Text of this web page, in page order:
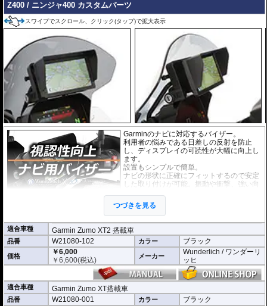
ニングクロス、細かい埃も除去する粘着シート、気泡の混入を防ぎ、きれいに
仕上げるスキージがセットになっています。
またこのフィルムは
多少の気泡なら数時間から２日ほどで自然に気泡が消える
優れもの。満足のいく取付が容易になりました。
シリコーン系粘着材を採用し、画面を痛めることがありません。フィルムを剥
がせば、元通りの状態になります。
Z400 / ニンジャ400 カスタムパーツ
スワイプでスクロール、クリック(タップ)で拡大表示
Garminのナビに対応するバイザー。
利用者の悩みである日差しの反射を防止
し、ディスプレイの可読性が大幅に向上し
ます。
設置もシンプルで簡単。
ナビの形状に正確にフィットするので安定
した取り付けが可能。振動や衝撃、強い向
耐紫外線、高耐久。
つづきを見る
適合車種 Garmin Zumo XT2 搭載車
品番 W21080-102 カラー ブラック
価格
￥6,000
￥6,600(税込) メーカー
Wunderlich / ワンダーリ
ッヒ
適合車種 Garmin Zumo XT搭載車
品番 W21080-001 カラー ブラック